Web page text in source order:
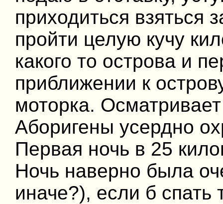
приходиться взяться
пройти целую кучу
какого то острова и
приближении к
моторка.
Аборигены усердно
Первая ночь в 25
Ночь наверно была
иначе?), если б спать